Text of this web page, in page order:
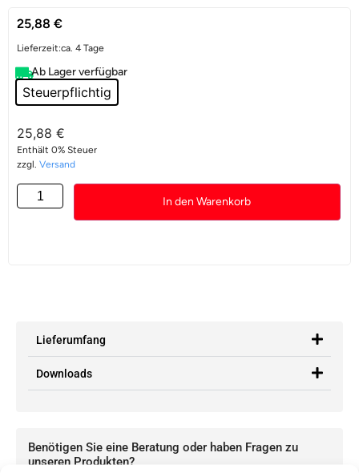
25,88 €
Lieferzeit:ca. 4 Tage
Ab Lager verfügbar
Steuerpflichtig
25,88 €
Enthält 0% Steuer
zzgl. Versand
In den Warenkorb
Lieferumfang
Downloads
Benötigen Sie eine Beratung oder haben Fragen zu
unseren Produkten?